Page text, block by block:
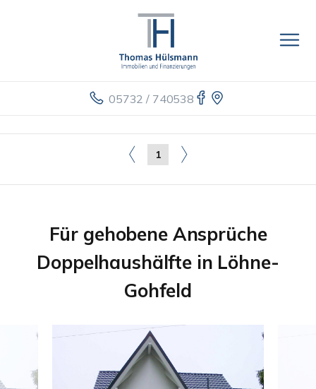
05732 / 740538
1
Für gehobene Ansprüche
Doppelhaushälfte in Löhne-
Gohfeld